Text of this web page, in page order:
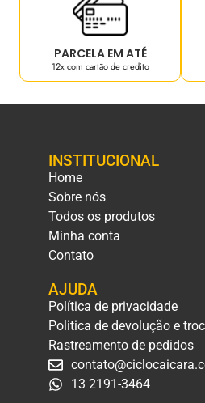
PARCELA EM ATÉ
12x com cartão de credito
INSTITUCIONAL
Home
Sobre nós
Todos os produtos
Minha conta
Contato
AJUDA
Política de privacidade
Politica de devolução e
Rastreamento de pedidos
13 2191-3464